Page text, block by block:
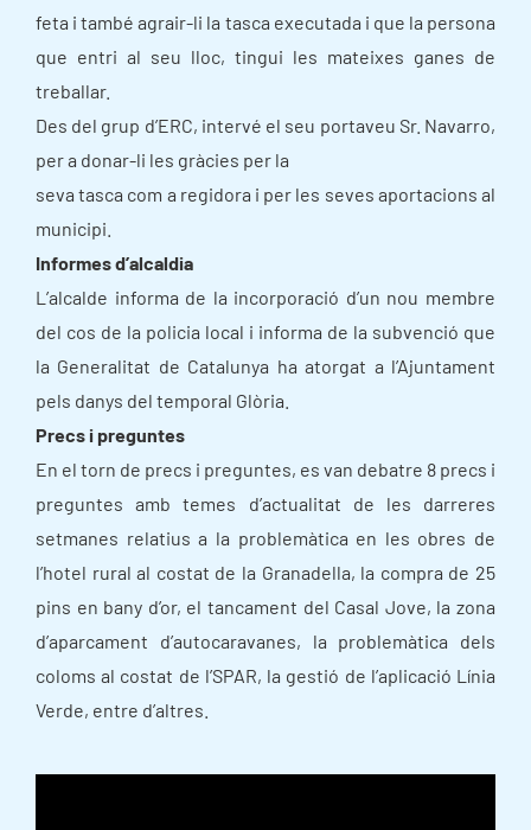
feta i també agrair-li la tasca executada i que la persona
que entri al seu lloc, tingui les mateixes ganes de
treballar.
Des del grup d’ERC, intervé el seu portaveu Sr. Navarro,
per a donar-li les gràcies per la
seva tasca com a regidora i per les seves aportacions al
municipi.
Informes d’alcaldia
L’alcalde informa de la incorporació d’un nou membre
del cos de la policia local i informa de la subvenció que
la Generalitat de Catalunya ha atorgat a l’Ajuntament
pels danys del temporal Glòria.
Precs i preguntes
En el torn de precs i preguntes, es van debatre 8 precs i
preguntes amb temes d’actualitat de les darreres
setmanes relatius a la problemàtica en les obres de
l’hotel rural al costat de la Granadella, la compra de 25
pins en bany d’or, el tancament del Casal Jove, la zona
d’aparcament d’autocaravanes, la problemàtica dels
coloms al costat de l’SPAR, la gestió de l’aplicació Línia
Verde, entre d’altres.